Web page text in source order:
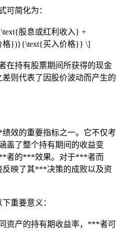
可简化为：
股息或红利收入} +
格})}{\text{买入价格}} \]
在持有股票期间所获得的现金
则代表了因股价波动而产生的
效的重要指标之一。它不仅考
盖了整个持有期间的收益变
者的***效果。对于***者而
映了其***决策的成败以及资
重要意义：
资产的持有期收益率，***者可